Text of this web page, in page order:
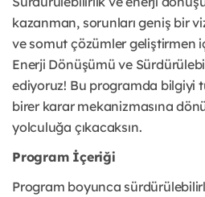
kazanman, sorunları geniş bir
ve somut çözümler geliştirmen
Enerji Dönüşümü ve
ediyoruz! Bu programda bilgiyi
birer karar mekanizmasına
yolculuğa çıkacaksın.
Program İçeriği
Program boyunca